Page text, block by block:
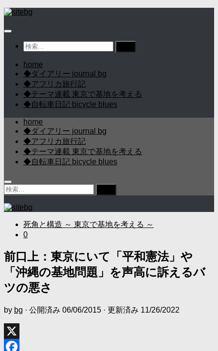
コ
テ
検
home
◆ダイアリー journal bg
◆アフリカ旅行記
◆テーマ連載 東京で基地を考える
◆自転車日記 bicycle blues
home
◆ダイアリー journal bg
◆アフリカ旅行記
◆テーマ連載 東京で基地を考える
◆自転車日記 bicycle blues
検
索:
死角と構造 ～ 東京で基地を考える ～
0
前口上：東京にいて「平和憲法」や
「沖縄の基地問題」を声高に訴えるバ
ツの悪さ
by bg · 公開済み 06/06/2015 · 更新済み 11/26/2022
X